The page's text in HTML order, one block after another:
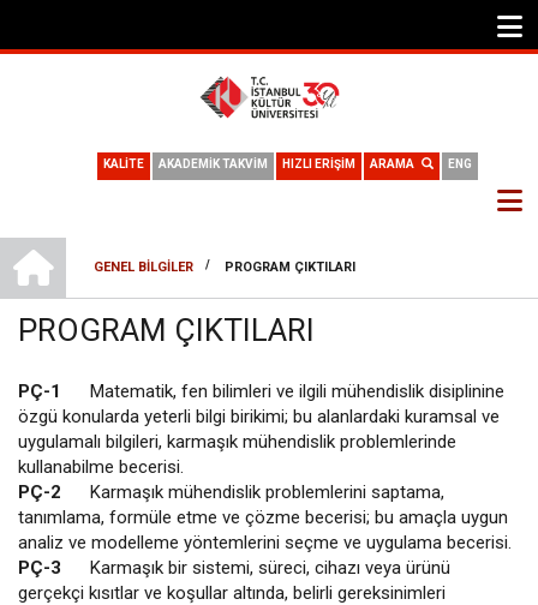
ENG
ARAMA
HIZLI ERİŞİM
AKADEMİK TAKVİM
KALİTE
SAYFA
YOLU
GENEL BILGILER
/ PROGRAM ÇIKTILARI
PROGRAM ÇIKTILARI
PÇ-1
Matematik, fen bilimleri ve ilgili mühendislik disiplinine
özgü konularda yeterli bilgi birikimi; bu alanlardaki kuramsal ve
uygulamalı bilgileri, karmaşık mühendislik problemlerinde
kullanabilme becerisi.
PÇ-2
Karmaşık mühendislik problemlerini saptama,
tanımlama, formüle etme ve çözme becerisi; bu amaçla uygun
analiz ve modelleme yöntemlerini seçme ve uygulama becerisi.
PÇ-3
Karmaşık bir sistemi, süreci, cihazı veya ürünü
gerçekçi kısıtlar ve koşullar altında, belirli gereksinimleri